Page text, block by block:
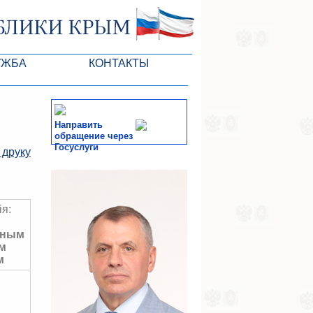
КОНТАКТЫ
Направить
обращение через
Госуслуги